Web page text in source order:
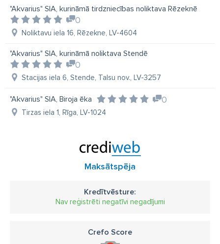
"Akvarius" SIA, kurināmā tirdzniecības noliktava Rēzeknē
0
Noliktavu iela 16, Rēzekne, LV-4604
"Akvarius" SIA, kurināmā noliktava Stendē
0
Stacijas iela 6, Stende, Talsu nov., LV-3257
"Akvarius" SIA, Biroja ēka 0
Tirzas iela 1, Rīga, LV-1024
Maksātspēja
Kredītvēsture:
Nav reģistrēti negatīvi negadījumi
Crefo Score